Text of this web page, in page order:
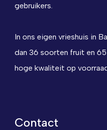
gebruikers.
In ons eigen vrieshuis in
dan 36 soorten fruit en
hoge kwaliteit op
Contact